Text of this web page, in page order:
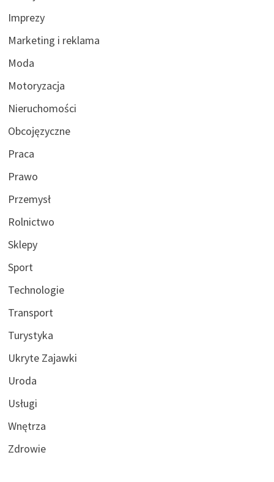
Imprezy
Marketing i reklama
Moda
Motoryzacja
Nieruchomości
Obcojęzyczne
Praca
Prawo
Przemysł
Rolnictwo
Sklepy
Sport
Technologie
Transport
Turystyka
Ukryte Zajawki
Uroda
Usługi
Wnętrza
Zdrowie